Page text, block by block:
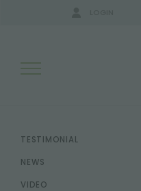
SUCHERGEBNISSE:
TESTIMONIAL
NEWS
VIDEO